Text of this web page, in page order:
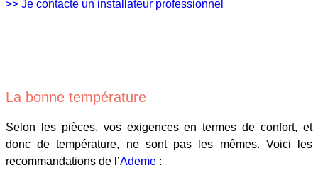
>> Je contacte un installateur professionnel
La bonne température
Selon les pièces, vos exigences en termes de confort, et
donc de température, ne sont pas les mêmes. Voici les
recommandations de l’Ademe :